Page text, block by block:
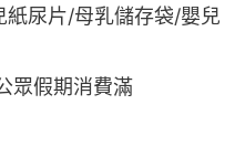
尿片/母乳儲存袋/嬰兒
眾假期消費滿